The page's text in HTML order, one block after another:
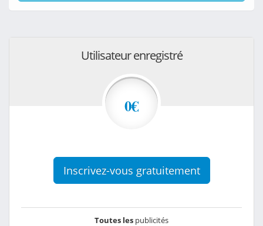
Utilisateur enregistré
0€
Inscrivez-vous gratuitement
Toutes les publicités